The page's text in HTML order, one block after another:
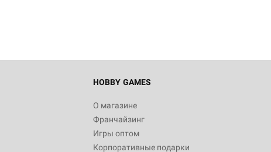
HOBBY GAMES
О магазине
Франчайзинг
Игры оптом
Корпоративные подарки
Белая смерть
12 990
Настольная игра Hobby World Ужас